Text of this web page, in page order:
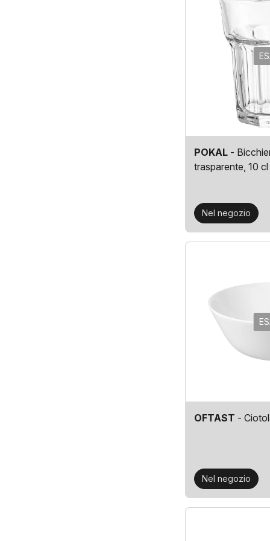
POKAL -
trasparente, 10 cl
Nel negozio
OFTAST -
Nel negozio